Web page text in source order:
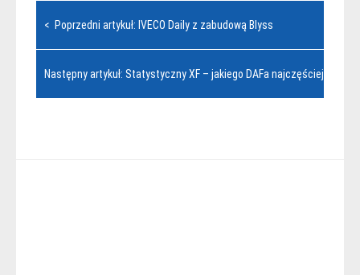
Nawigacja
< Poprzedni artykuł: IVECO Daily z zabudową Blyss
Następny artykuł: Statystyczny XF – jakiego DAFa najczęściej